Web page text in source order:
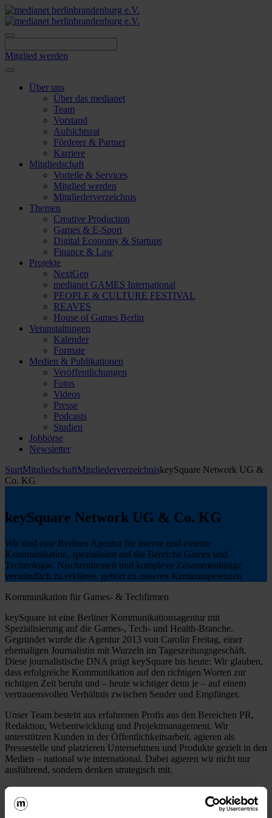
Skip
to
content
Mitglied werden
Über uns
Über das medianet
Team
Vorstand
Aufsichtsrat
Förderer & Partner
Karriere
Mitgliedschaft
Vorteile & Services
Mitglied werden
Mitgliederverzeichnis
Themen
Creative Production
Games & E-Sport
Digital Economy & Startups
Finance & Law
Projekte
NextGen
medianet GAMES International
PEOPLE & CULTURE FESTIVAL
REAVES
House of Games Berlin
Veranstaltungen
Kalender
Formate
Medien & Publikationen
Veröffentlichungen
Fotos
Videos
Presse
Podcasts
Studien
Jobbörse
Newsletter
StartMitgliedschaftMitgliederverzeichniskeySquare Network UG &
Co. KG
keySquare Network UG & Co. KG
Wir sind eine Berliner Agentur für interne und externe
Kommunikation, spezialisiert auf die Bereiche Games und
Technologie. Nischenthemen und komplexe Zusammenhänge
verständlich zu erklären, gehört zu unseren Kernkompetenzen.
Kommunikation für Games- & Techfirmen
keySquare ist eine Berliner Kommunikationsagentur mit
Spezialisierung auf die Games-, Tech- und Health-Branche.
Gegründet wurde die Agentur 2013 von Carolin Freitag, einer
ehemaligen Journalistin mit Wurzeln im Tageszeitungsgeschäft.
Diese journalistische DNA prägt keySquare bis heute: Wir glauben,
dass erfolgreiche Kommunikation auf den richtigen Worten zur
richtigen Zeit beruht und – heute wichtiger denn je – auf einem
vertrauensvollen Verhältnis zwischen Sender und Empfänger.
Unser Team besteht aus erfahrenen Profis aus den Bereichen PR,
Redaktion, Webentwicklung und Projektmanagement. Wir
unterstützen Kunden in der Öffentlichkeitsarbeit, agieren als
Pressestelle und platzieren Unternehmen und Produkte gezielt in den
Medien – national wie international. Dabei agieren wir nicht nur
ausführend, sondern denken strategisch mit.
Unser Kommunikationsverständnis geht über klassische Medien-
und Influencer-Arbeit hinaus: Wir denken Kommunikation
ganzheitlich – von der internen Positionierung bis zum äußeren